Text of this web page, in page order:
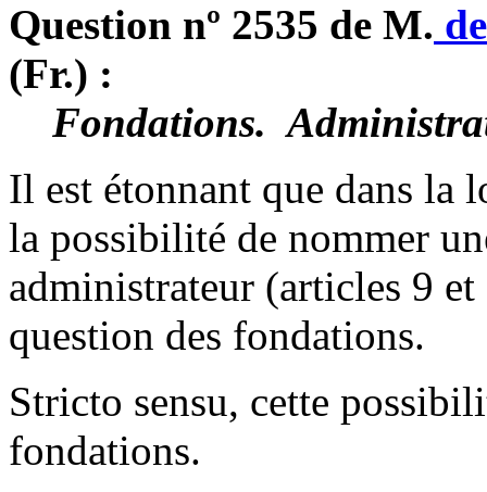
Question nº 2535 de M.
(Fr.) :
Fondations.
Il est étonnant que dans
la possibilité de nommer
administrateur (articles 9
question des fondations.
Stricto sensu, cette
fondations.